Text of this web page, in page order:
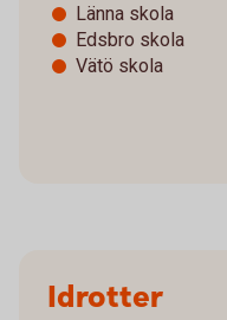
Länna skola
Edsbro skola
Vätö skola
Idrotter